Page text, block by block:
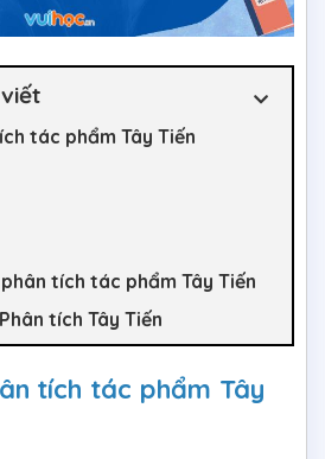
tác phẩm Tây Tiến
tích tác phẩm Tây Tiến
tích Tây Tiến
tích tác phẩm Tây